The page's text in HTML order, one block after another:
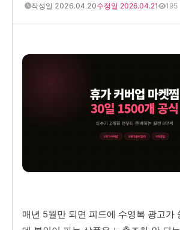
작성일 2026.04.20수정일 2026.04.21 195
매년 5월만 되면 피드에 수영복 광고가